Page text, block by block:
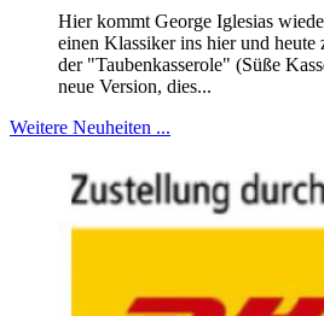
Hier kommt George Iglesias
einen Klassiker ins hier und heute
der "Taubenkasserole" (Süße
neue Version, dies...
Weitere Neuheiten ...